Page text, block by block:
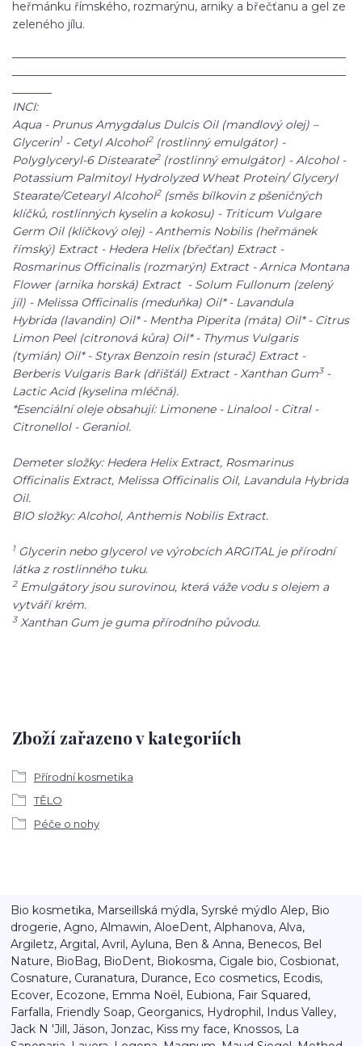
heřmánku římského, rozmarýnu, arniky a břečťanu a gel ze
zeleného jílu.
INCI:
Aqua - Prunus Amygdalus Dulcis Oil (mandlový olej) –
Glycerin1- Cetyl Alcohol2(rostlinný emulgátor) -
Polyglyceryl-6 Distearate2(rostlinný emulgátor) - Alcohol -
Potassium Palmitoyl Hydrolyzed Wheat Protein/ Glyceryl
Stearate/Cetearyl Alcohol2(směs bílkovin z pšeničných
klíčků, rostlinných kyselin a kokosu) - Triticum Vulgare
Germ Oil (klíčkový olej) - Anthemis Nobilis (heřmánek
římský) Extract - Hedera Helix (břečťan) Extract -
Rosmarinus Officinalis (rozmarýn) Extract - Arnica Montana
Flower (arnika horská) Extract - Solum Fullonum (zelený
jíl) - Melissa Officinalis (meduňka) Oil* - Lavandula
Hybrida (lavandin) Oil* - Mentha Piperita (máta) Oil* - Citrus
Limon Peel (citronová kůra) Oil* - Thymus Vulgaris
(tymián) Oil* - Styrax Benzoin resin (sturač) Extract -
Berberis Vulgaris Bark (dřišťál) Extract - Xanthan Gum3-
Lactic Acid (kyselina mléčná).
*Esenciální oleje obsahují: Limonene - Linalool - Citral -
Citronellol - Geraniol.
Demeter složky: Hedera Helix Extract, Rosmarinus
Officinalis Extract, Melissa Officinalis Oil, Lavandula Hybrida
Oil.
BIO složky: Alcohol, Anthemis Nobilis Extract.
1Glycerin nebo glycerol ve výrobcích ARGITAL je přírodní
látka z rostlinného tuku.
2Emulgátory jsou surovinou, která váže vodu s olejem a
vytváří krém.
3Xanthan Gum je guma přírodního původu.
Zboží zařazeno v kategoriích
Přírodní kosmetika
TĚLO
Péče o nohy
Bio kosmetika, Marseillská mýdla, Syrské mýdlo Alep, Bio
drogerie, Agno, Almawin, AloeDent, Alphanova, Alva,
Argiletz, Argital, Avril, Ayluna, Ben & Anna, Benecos, Bel
Nature, BioBag, BioDent, Biokosma, Cigale bio, Cosbionat,
Cosnature, Curanatura, Durance, Eco cosmetics, Ecodis,
Ecover, Ecozone, Emma Noël, Eubiona, Fair Squared,
Farfalla, Friendly Soap, Georganics, Hydrophil, Indus Valley,
Jack N 'Jill, Jäson, Jonzac, Kiss my face, Knossos, La